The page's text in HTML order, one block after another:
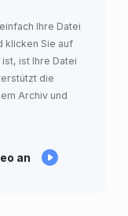
Ihre Datei
klicken Sie auf
ist Ihre Datei
die
Archiv und
an